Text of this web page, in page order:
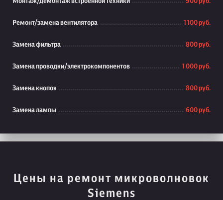
Ремонт/замена вентилятора 1 100 руб.
Замена фильтра 800 руб.
Замена проводки/электрокомпонентов 1 000 руб.
Замена кнопок 800 руб.
Замена лампы 600 руб.
Цены на ремонт микроволновок
Siemens